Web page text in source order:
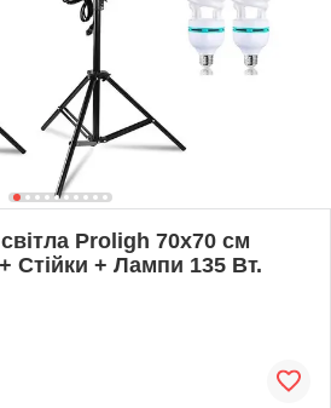
Proligh 70х70 см
Стійки + Лампи 135 Вт.